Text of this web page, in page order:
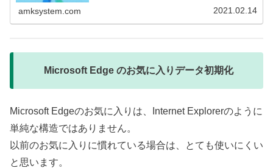
amksystem.com 2021.02.14
Microsoft Edge のお気に入りデータ初期化
Microsoft Edgeのお気に入りは、Internet Explorerのように
単純な構造ではありません。
以前のお気に入りに慣れている場合は、とても使いにくい
と思います。